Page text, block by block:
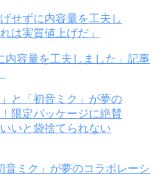
内容量を工夫しました」記事
音ミク」が夢のコラボレーシ